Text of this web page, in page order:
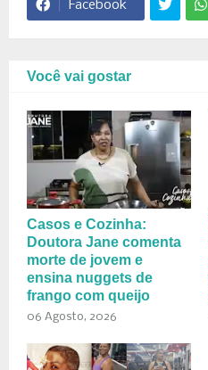
Facebook
Você vai gostar
Casos e Cozinha:
Doutora Jane comenta
morte de jovem e
ensina nuggets de
frango com queijo
06 Agosto, 2026